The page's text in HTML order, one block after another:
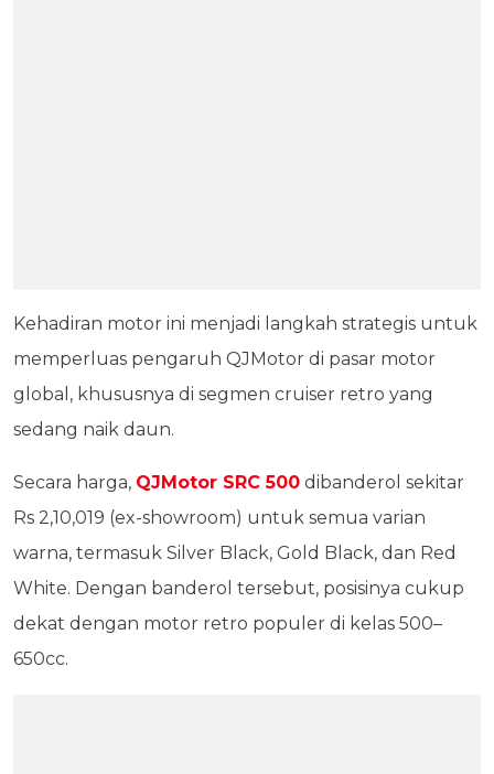
Kehadiran motor ini menjadi langkah strategis untuk
memperluas pengaruh QJMotor di pasar motor
global, khususnya di segmen cruiser retro yang
sedang naik daun.
Secara harga, QJMotor SRC 500 dibanderol sekitar
Rs 2,10,019 (ex-showroom) untuk semua varian
warna, termasuk Silver Black, Gold Black, dan Red
White. Dengan banderol tersebut, posisinya cukup
dekat dengan motor retro populer di kelas 500–
650cc.